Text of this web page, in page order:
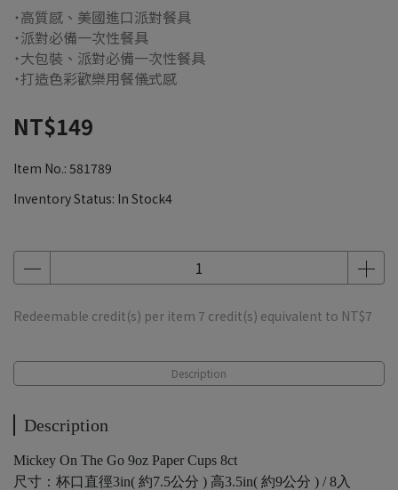
˙高質感、美國進口派對餐具
˙派對必備一次性餐具
˙大包裝、派對必備一次性餐具
˙打造色彩歡樂用餐儀式感
NT$149
Item No.: 581789
Inventory Status: In Stock4
Redeemable credit(s) per item 7 credit(s) equivalent to NT$7
Description
Description
Mickey On The Go 9oz Paper Cups 8ct
尺寸：杯口直徑3in( 約7.5公分 ) 高3.5in( 約9公分 ) / 8入